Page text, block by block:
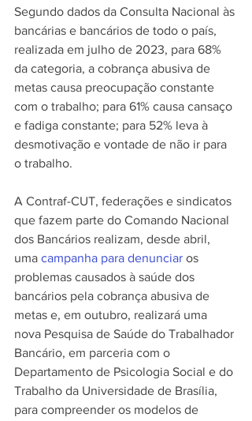
Segundo dados da Consulta Nacional às
bancárias e bancários de todo o país,
realizada em julho de 2023, para 68%
da categoria, a cobrança abusiva de
metas causa preocupação constante
com o trabalho; para 61% causa cansaço
e fadiga constante; para 52% leva à
desmotivação e vontade de não ir para
o trabalho.
A Contraf-CUT, federações e sindicatos
que fazem parte do Comando Nacional
dos Bancários realizam, desde abril,
uma campanha para denunciar os
problemas causados à saúde dos
bancários pela cobrança abusiva de
metas e, em outubro, realizará uma
nova Pesquisa de Saúde do Trabalhador
Bancário, em parceria com o
Departamento de Psicologia Social e do
Trabalho da Universidade de Brasília,
para compreender os modelos de